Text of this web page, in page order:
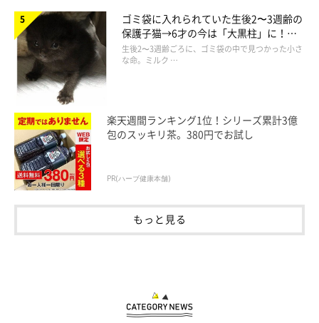
ゴミ袋に入れられていた生後2〜3週齢の
保護子猫→6才の今は「大黒柱」に！
美しい黒猫に成長した姿にグッとくる
生後2〜3週齢ごろに、ゴミ袋の中で見つかった小さ
な命。ミルク …
楽天週間ランキング1位！シリーズ累計3億
包のスッキリ茶。380円でお試し
PR(ハーブ健康本舗)
もっと見る